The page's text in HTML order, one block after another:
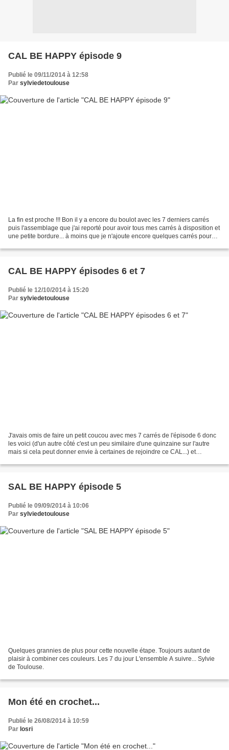
CAL BE HAPPY épisode 9
Publié le 09/11/2014 à 12:58
Par sylviedetoulouse
La fin est proche !!! Bon il y a encore du boulot avec les 7 derniers carrés
puis l'assemblage que j'ai reporté pour avoir tous mes carrés à disposition et
une petite bordure... à moins que je n'ajoute encore quelques carrés pour
CAL BE HAPPY épisodes 6 et 7
Publié le 12/10/2014 à 15:20
Par sylviedetoulouse
J'avais omis de faire un petit coucou avec mes 7 carrés de l'épisode 6 donc
les voici (d'un autre côté c'est un peu similaire d'une quinzaine sur l'autre
mais si cela peut donner envie à certaines de rejoindre ce CAL...) et
SAL BE HAPPY épisode 5
Publié le 09/09/2014 à 10:06
Par sylviedetoulouse
Quelques grannies de plus pour cette nouvelle étape. Toujours autant de
plaisir à combiner ces couleurs. Les 7 du jour L'ensemble A suivre... Sylvie
de Toulouse.
Mon été en crochet...
Publié le 26/08/2014 à 10:59
Par losri